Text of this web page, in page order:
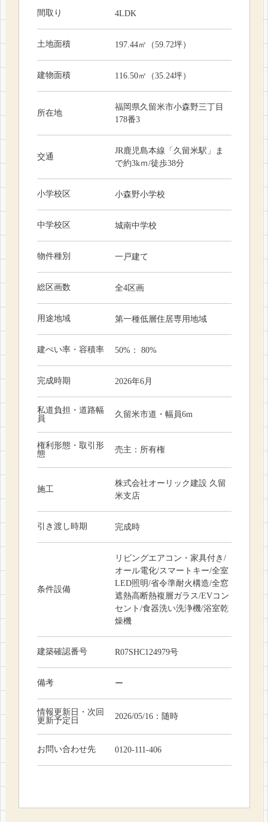
間取り 4LDK
土地面積 197.44㎡（59.72坪）
建物面積 116.50㎡（35.24坪）
所在地
福岡県久留米市小森野三丁目
178番3
交通
JR鹿児島本線「久留米駅」ま
で約3kｍ/徒歩38分
小学校区 小森野小学校
中学校区 城南中学校
物件種別 一戸建て
総区画数 全4区画
用途地域 第一種低層住居専用地域
建ぺい率・容積率 50%： 80%
完成時期 2026年6月
私道負担・道路幅
員
久留米市道・幅員6m
権利形態・取引形
態
売主：所有権
施工
株式会社オーリック建設 久留
米支店
引き渡し時期 完成時
条件設備
リビングエアコン・家具付き/
オール電化/スマートキー/全室
LED照明/省令準耐火構造/全窓
遮熱高断熱複層ガラス/EVコン
セント/食器洗い洗浄機/浴室乾
燥機
建築確認番号 R07SHC124979号
備考 ー
情報更新日・次回
更新予定日
2026/05/16：随時
お問い合わせ先 0120-111-406